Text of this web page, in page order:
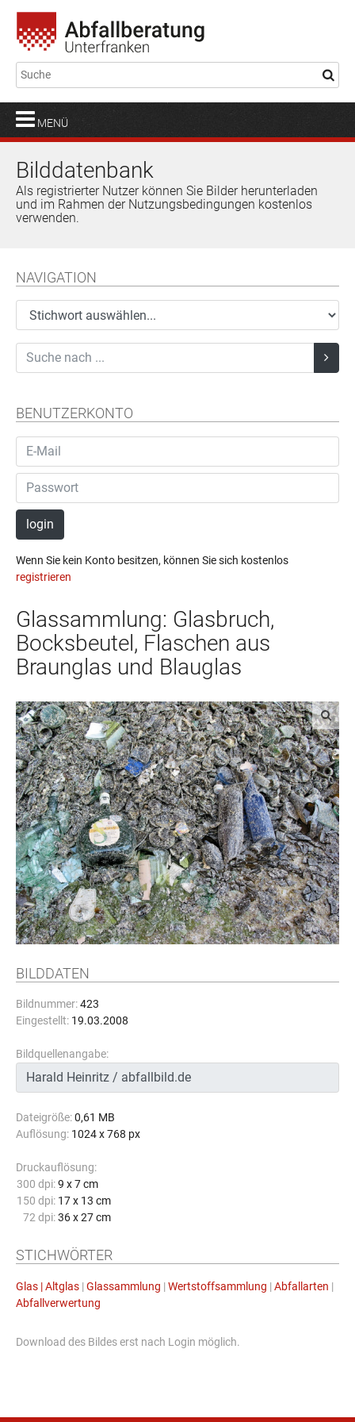
MENÜ
Bilddatenbank
Als registrierter Nutzer können Sie Bilder herunterladen
und im Rahmen der Nutzungsbedingungen kostenlos
verwenden.
NAVIGATION
BENUTZERKONTO
login
Wenn Sie kein Konto besitzen, können Sie sich kostenlos
registrieren
Glassammlung: Glasbruch,
Bocksbeutel, Flaschen aus
Braunglas und Blauglas
BILDDATEN
Bildnummer:423
Eingestellt: 19.03.2008
Bildquellenangabe:
Dateigröße:0,61 MB
Auflösung: 1024 x 768 px
Druckauflösung:
300 dpi: 9 x 7 cm
150 dpi: 17 x 13 cm
72 dpi: 36 x 27 cm
STICHWÖRTER
Glas | Altglas | Glassammlung | Wertstoffsammlung | Abfallarten |
Abfallverwertung
Download des Bildes erst nach Login möglich.